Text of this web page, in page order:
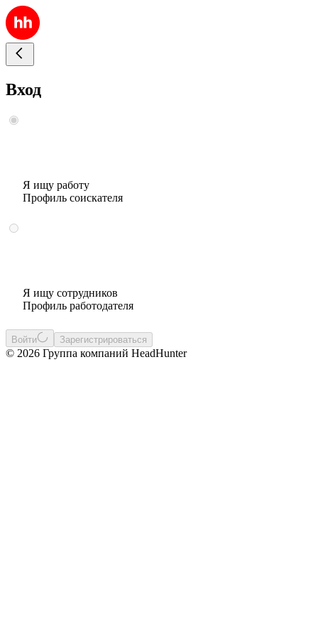
Вход
Я ищу работу
Профиль соискателя
Я ищу сотрудников
Профиль работодателя
Войти Зарегистрироваться
© 2026 Группа компаний HeadHunter